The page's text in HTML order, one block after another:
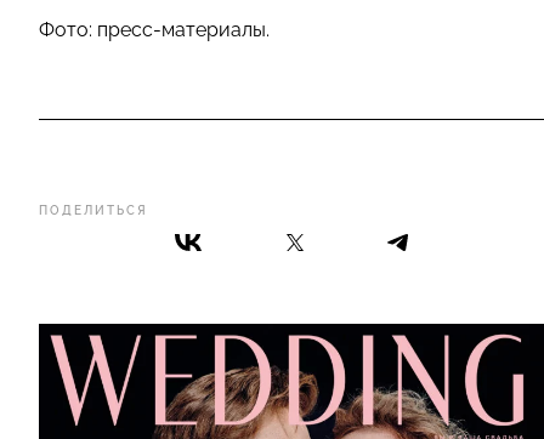
ПОДЕЛИТЬСЯ
Фото: пресс-материалы.